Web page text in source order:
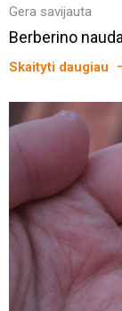
Gera savijauta
Berberino
Skaityti daugiau